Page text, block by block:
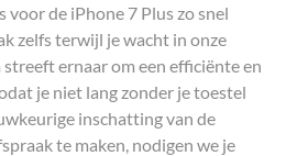
voor de iPhone 7 Plus zo snel
zelfs terwijl je wacht in onze
ernaar om een efficiënte en
je niet lang zonder je toestel
inschatting van de
te maken, nodigen we je